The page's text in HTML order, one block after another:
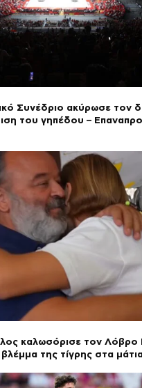
Συνέδριο ακύρωσε τον
του γηπέδου –
καλωσόρισε τον Λόβρο
της τίγρης στα